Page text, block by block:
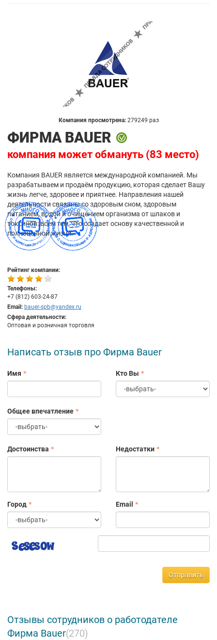
Компания просмотрена: 279249 раз
ФИРМА BAUER
компания может обмануть (83 место)
Компания BAUER является международной компанией. Мы
разрабатываем и продаём продукцию, которая сделает Вашу
жизнь легче, здоровее и приятнее. Направления нашей
деятельности связаны со здоровым сном, здоровым
питанием, водой и очищением организма от шлаков и
токсинов: всем тем, что создает основу качественной и
полноценной жизни.
Рейтинг компании:
Телефоны:
+7 (812) 603-24-87
Email: bauer-spb@yandex.ru
Сфера деятельности:
Оптовая и розничная торговля
Написать отзыв про Фирма Bauer
Имя Кто Вы
Общее впечатление
Достоинства Недостатки
Город Email
Отправить
Отзывы сотрудников о работодателе
Фирма Bauer(270)